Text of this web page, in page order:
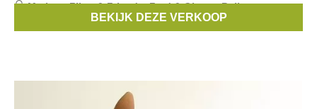
Merken:Filou & Friends,Fred & Ginger,Bellerose,
, ...BEKIJK DEZE VERKOOP